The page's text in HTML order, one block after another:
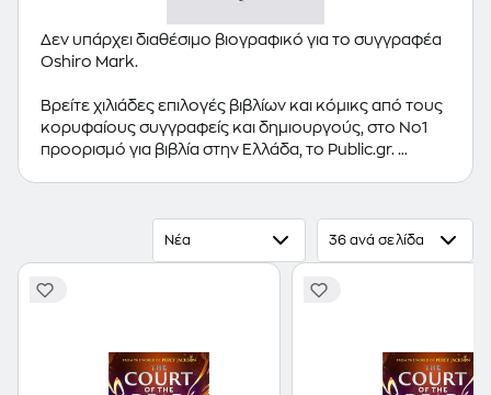
Δεν υπάρχει διαθέσιμο βιογραφικό για το συγγραφέα
Oshiro Mark.
Βρείτε χιλιάδες επιλογές βιβλίων και κόμικς από τους
κορυφαίους συγγραφείς και δημιουργούς, στο Νο1
προορισμό για βιβλία στην Ελλάδα, το Public.gr.
Ξενόγλωσσα Βιβλία,Κόμικς
Νέα 36 ανά σελίδα